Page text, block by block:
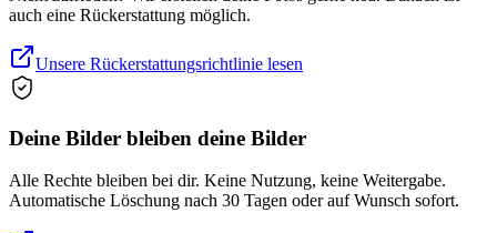
auch eine Rückerstattung möglich.
Unsere Rückerstattungsrichtlinie lesen
Deine Bilder bleiben deine Bilder
Alle Rechte bleiben bei dir. Keine Nutzung, keine Weitergabe.
Automatische Löschung nach 30 Tagen oder auf Wunsch sofort.